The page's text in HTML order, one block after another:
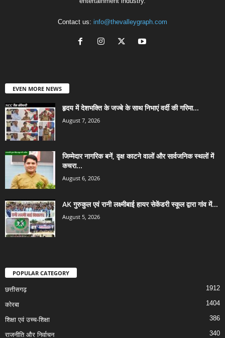
Contact us: info@thevalleygraph.com
EVEN MORE NEWS
हृदय में देशभक्ति के जज्बे के साथ निभाएं वर्दी की गरिमा...
August 7, 2026
जिम्मेदार नागरिक बनें, वृक्ष काटने वालों और सार्वजनिक स्थलों में
कचरा...
August 6, 2026
AK गुरुकुल एवं रानी लक्ष्मीबाई हायर सेकेंडरी स्कूल द्वारा गांव में...
August 5, 2026
POPULAR CATEGORY
छत्तीसगढ़ 1912
कोरबा 1404
शिक्षा एवं उच्च-शिक्षा 386
राजनीति और निर्वाचन 340